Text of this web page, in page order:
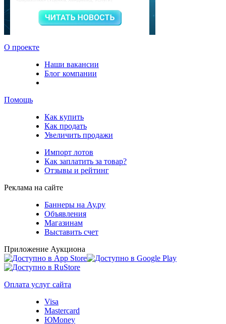
О проекте
Наши вакансии
Блог компании
Помощь
Как купить
Как продать
Увеличить продажи
Импорт лотов
Как заплатить за товар?
Отзывы и рейтинг
Реклама на сайте
Баннеры на Ау.ру
Объявления
Магазинам
Выставить счет
Приложение Аукциона
Оплата услуг сайта
Visa
Mastercard
ЮMoney